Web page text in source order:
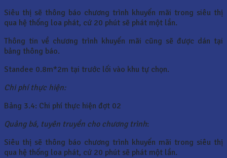
Siêu thị sẽ thông báo chương trình khuyến mãi trong siêu thị
qua hệ thống loa phát, cứ 20 phút sẽ phát một lần.
Thông tin về chương trình khuyến mãi cũng sẽ được dán tại
bảng thông báo.
Standee 0.8m*2m tại trước lối vào khu tự chọn.
Chi phí thực hiện:
Bảng 3.4: Chi phí thực hiện đợt 02
Quảng bá, tuyên truyền cho chương trình:
Siêu thị sẽ thông báo chương trình khuyến mãi trong siêu thị
qua hệ thống loa phát, cứ 20 phút sẽ phát một lần.